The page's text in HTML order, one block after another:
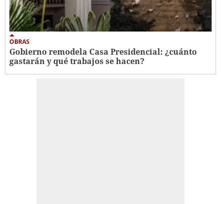
OBRAS
Gobierno remodela Casa Presidencial: ¿cuánto
gastarán y qué trabajos se hacen?